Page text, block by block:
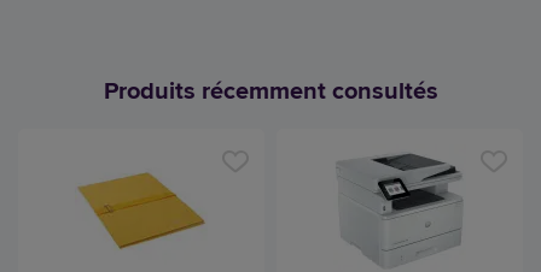
Produits récemment consultés